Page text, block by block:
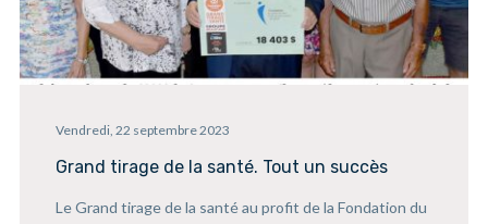
Vendredi, 22 septembre 2023
Grand tirage de la santé. Tout un succès
Le Grand tirage de la santé au profit de la Fondation du